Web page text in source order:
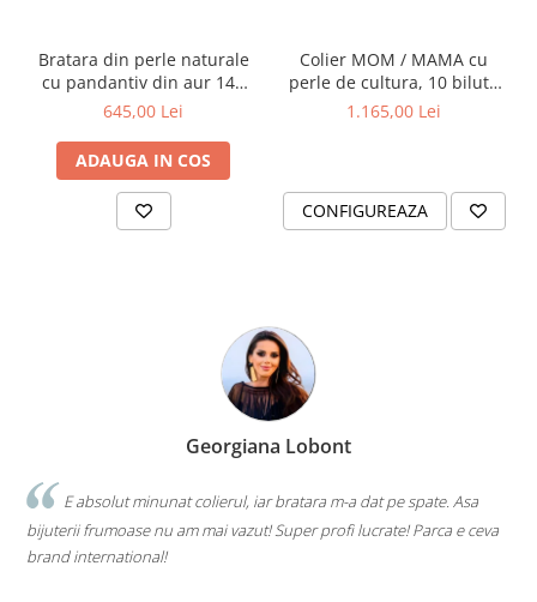
Bratara din perle naturale
cu pandantiv din aur 14K
'Mama'
645,00 Lei
ADAUGA IN COS
Colier MOM / MAMA cu
perle de cultura, 10 bilute
de 2 mm aur 14K si
1.165,00 Lei
CONFIGUREAZA
Georgiana Lobont
E absolut minunat colierul, iar bratara m-a dat pe spate. Asa
bijuterii frumoase nu am mai vazut! Super profi lucrate! Parca e ceva
brand international!